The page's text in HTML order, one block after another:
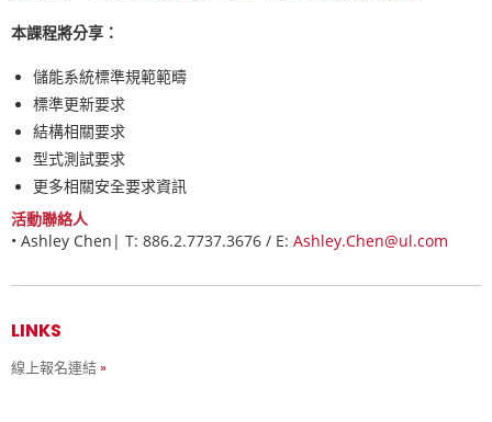
本課程將分享：
儲能系統標準規範範疇
標準更新要求
結構相關要求
型式測試要求
更多相關安全要求資訊
活動聯絡人
• Ashley Chen| T: 886.2.7737.3676 / E: Ashley.Chen@ul.com
LINKS
線上報名連結